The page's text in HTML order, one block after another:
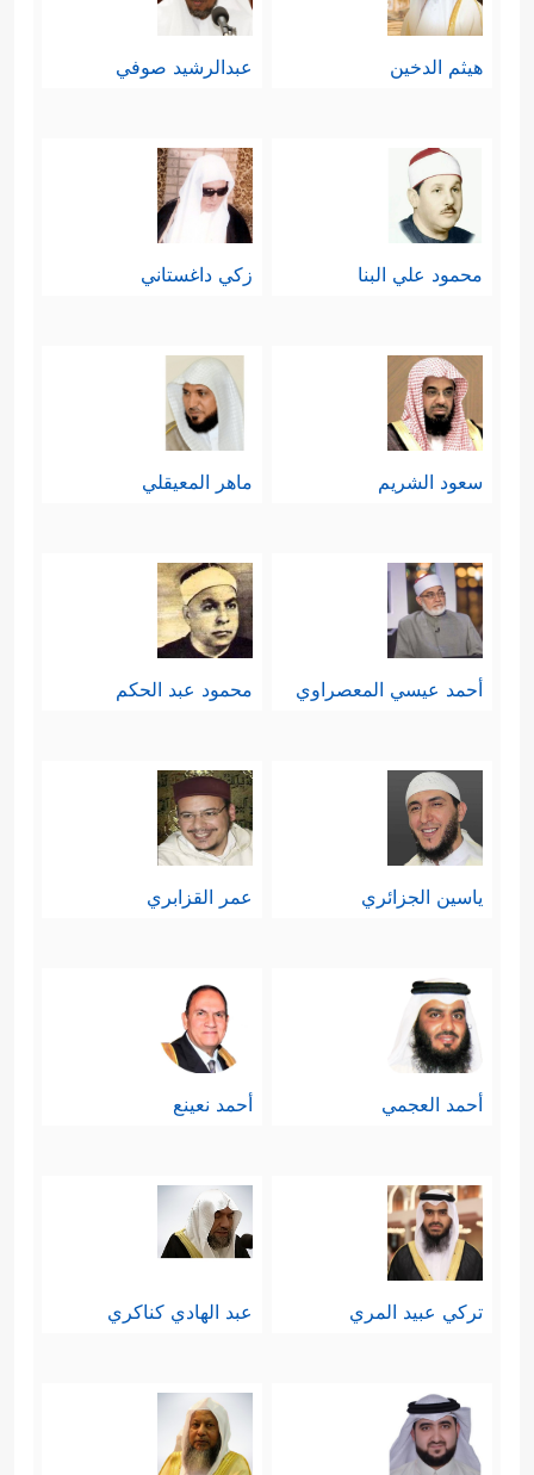
هيثم الدخين عبدالرشيد صوفي
محمود علي البنا زكي داغستاني
سعود الشريم ماهر المعيقلي
أحمد عيسي المعصراوي محمود عبد الحكم
ياسين الجزائري عمر القزابري
أحمد العجمي أحمد نعينع
تركي عبيد المري عبد الهادي كناكري